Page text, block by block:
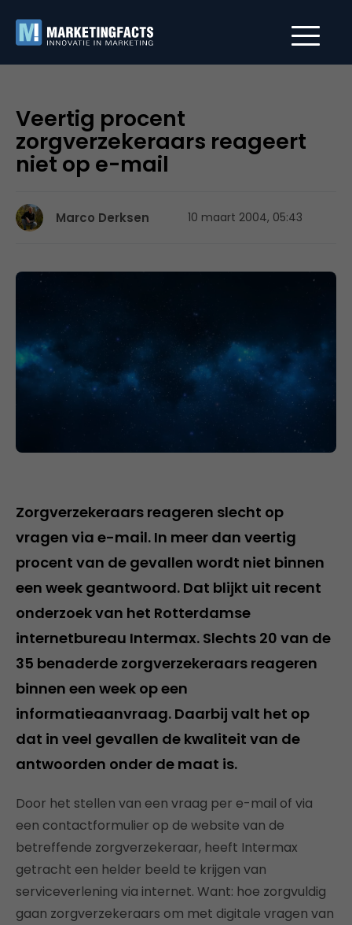
Veertig procent
zorgverzekeraars reageert
niet op e-mail
Marco Derksen 10 maart 2004, 05:43
Zorgverzekeraars reageren slecht op
vragen via e-mail. In meer dan veertig
procent van de gevallen wordt niet binnen
een week geantwoord. Dat blijkt uit recent
onderzoek van het Rotterdamse
internetbureau Intermax. Slechts 20 van de
35 benaderde zorgverzekeraars reageren
binnen een week op een
informatieaanvraag. Daarbij valt het op
dat in veel gevallen de kwaliteit van de
antwoorden onder de maat is.
Door het stellen van een vraag per e-mail of via
een contactformulier op de website van de
betreffende zorgverzekeraar, heeft Intermax
getracht een helder beeld te krijgen van
serviceverlening via internet. Want: hoe zorgvuldig
gaan zorgverzekeraars om met digitale vragen van